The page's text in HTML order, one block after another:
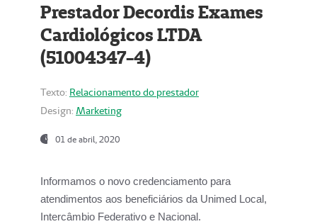
Prestador Decordis Exames
Cardiológicos LTDA
(51004347-4)
Texto: Relacionamento do prestador
Design: Marketing
01 de abril, 2020
Informamos o novo credenciamento para
atendimentos aos beneficiários da Unimed Local,
Intercâmbio Federativo e Nacional.